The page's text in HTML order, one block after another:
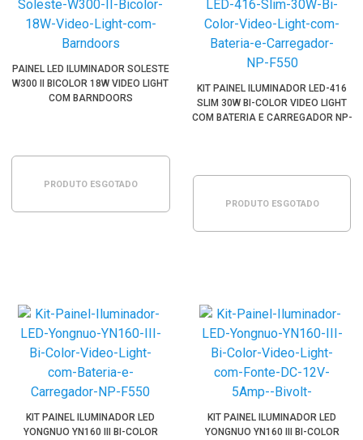
PAINEL LED ILUMINADOR SOLESTE
W300 II BICOLOR 18W VIDEO LIGHT
COM BARNDOORS
PRODUTO ESGOTADO
KIT PAINEL ILUMINADOR LED-416
SLIM 30W BI-COLOR VIDEO LIGHT
COM BATERIA E CARREGADOR NP-
PRODUTO ESGOTADO
KIT PAINEL ILUMINADOR LED
YONGNUO YN160 III BI-COLOR
KIT PAINEL ILUMINADOR LED
YONGNUO YN160 III BI-COLOR